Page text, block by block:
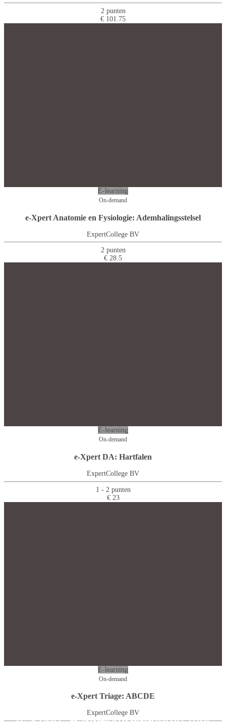
2 punten
€ 101.75
E-learning
On-demand
e-Xpert Anatomie en Fysiologie: Ademhalingsstelsel
ExpertCollege BV
2 punten
€ 28.5
E-learning
On-demand
e-Xpert DA: Hartfalen
ExpertCollege BV
1 - 2 punten
€ 23
E-learning
On-demand
e-Xpert Triage: ABCDE
ExpertCollege BV